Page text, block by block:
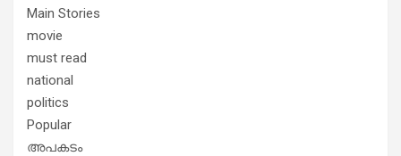
Main Stories
movie
must read
national
politics
Popular
അപകടം